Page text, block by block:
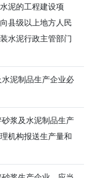
泥的工程建设项
县级以上地方人民
水泥行政主管部门
泥制品生产企业必
浆及水泥制品生产
机构报送生产量和